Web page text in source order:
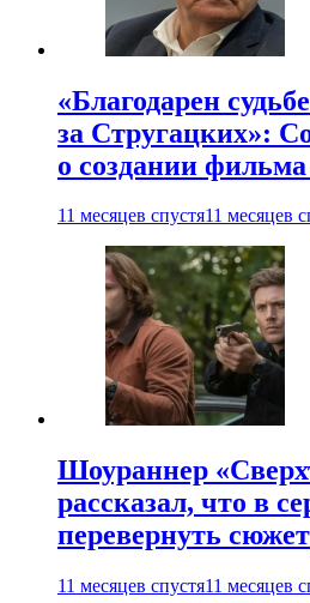
«Благодарен судьбе
за Стругацких»:
о создании
11 месяцев спустя11 месяцев
Шоураннер
рассказал, что в
перевернуть сюжет
11 месяцев спустя11 месяцев